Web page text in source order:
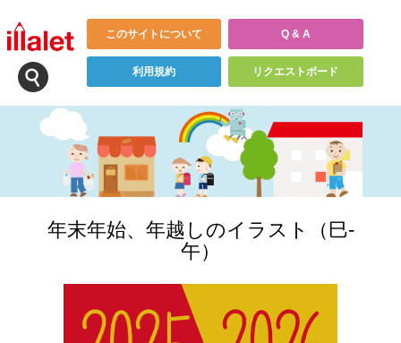
このサイトについて Q & A
利用規約 リクエストボード
年末年始、年越しのイラスト（巳-
午）